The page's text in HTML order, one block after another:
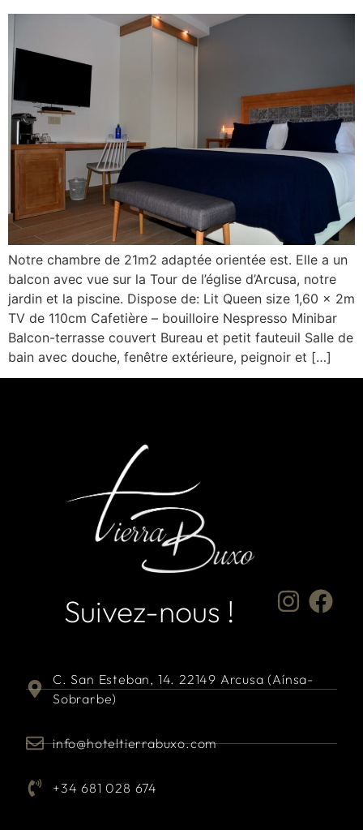
Notre chambre de 21m2 adaptée orientée est. Elle a un
balcon avec vue sur la Tour de l’église d’Arcusa, notre
jardin et la piscine. Dispose de: Lit Queen size 1,60 x 2m
TV de 110cm Cafetière – bouilloire Nespresso Minibar
Balcon-terrasse couvert Bureau et petit fauteuil Salle de
bain avec douche, fenêtre extérieure, peignoir et […]
Suivez-nous !
C. San Esteban, 14. 22149 Arcusa (Aínsa-
Sobrarbe)
info@hoteltierrabuxo.com
+34 681 028 674